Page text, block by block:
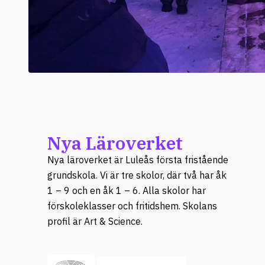
Nya Läroverket
Nya läroverket är Luleås första fristående
grundskola. Vi är tre skolor, där två har åk
1 – 9 och en åk 1 – 6. Alla skolor har
förskoleklasser och fritidshem. Skolans
profil är Art & Science.